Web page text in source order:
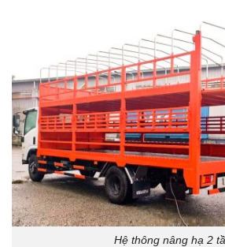
Hệ thông nâng hạ 2